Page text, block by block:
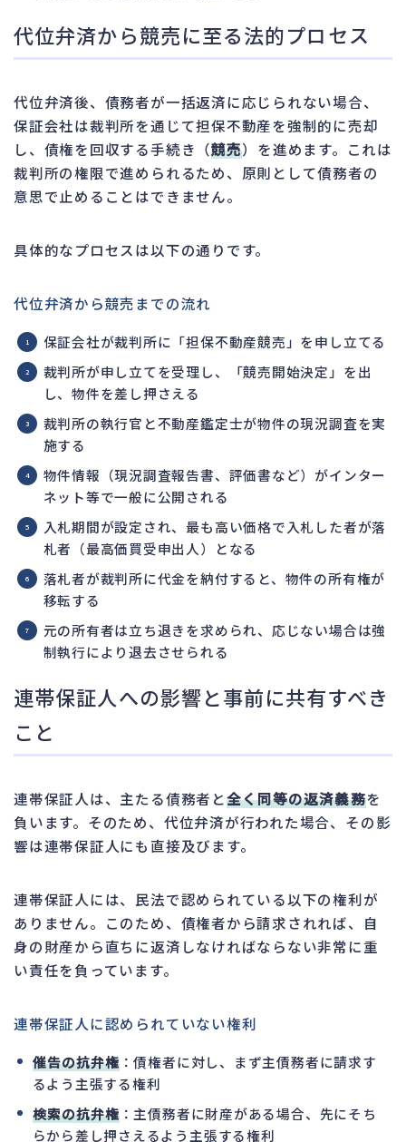
代位弁済から競売に至る法的プロセス
代位弁済後、債務者が一括返済に応じられない場合、
保証会社は裁判所を通じて担保不動産を強制的に売却
し、債権を回収する手続き（競売）を進めます。これは
裁判所の権限で進められるため、原則として債務者の
意思で止めることはできません。
具体的なプロセスは以下の通りです。
代位弁済から競売までの流れ
保証会社が裁判所に「担保不動産競売」を申し立てる
裁判所が申し立てを受理し、「競売開始決定」を出
し、物件を差し押さえる
裁判所の執行官と不動産鑑定士が物件の現況調査を実
施する
物件情報（現況調査報告書、評価書など）がインター
ネット等で一般に公開される
入札期間が設定され、最も高い価格で入札した者が落
札者（最高価買受申出人）となる
落札者が裁判所に代金を納付すると、物件の所有権が
移転する
元の所有者は立ち退きを求められ、応じない場合は強
制執行により退去させられる
連帯保証人への影響と事前に共有すべき
こと
連帯保証人は、主たる債務者と全く同等の返済義務を
負います。そのため、代位弁済が行われた場合、その影
響は連帯保証人にも直接及びます。
連帯保証人には、民法で認められている以下の権利が
ありません。このため、債権者から請求されれば、自
身の財産から直ちに返済しなければならない非常に重
い責任を負っています。
連帯保証人に認められていない権利
催告の抗弁権：債権者に対し、まず主債務者に請求す
るよう主張する権利
検索の抗弁権：主債務者に財産がある場合、先にそち
らから差し押さえるよう主張する権利